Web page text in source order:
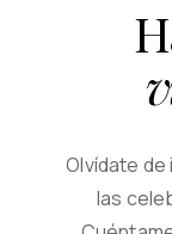
Olvídate
las